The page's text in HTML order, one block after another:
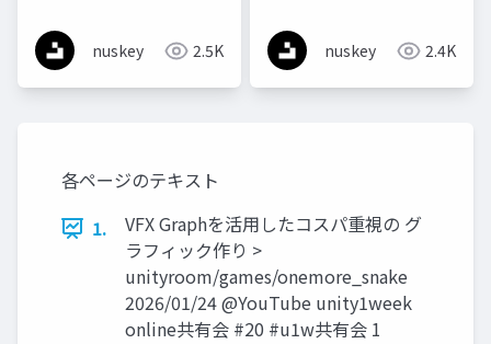
nuskey 2.5K nuskey 2.4K
各ページのテキスト
1.
VFX Graphを活用したコスパ重視の グ
ラフィック作り >
unityroom/games/onemore_snake
2026/01/24 @YouTube unity1week
online共有会 #20 #u1w共有会 1